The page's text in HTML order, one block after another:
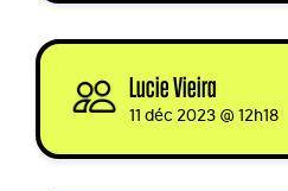
Lucie Vieira
11 déc 2023 @ 12h18